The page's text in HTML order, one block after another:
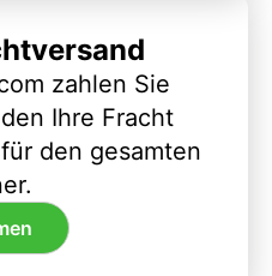
zahlen Sie
Ihre Fracht
den gesamten